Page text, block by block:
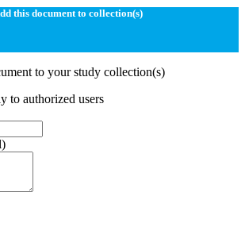
this document to collection(s)
to your study collection(s)
to authorized users